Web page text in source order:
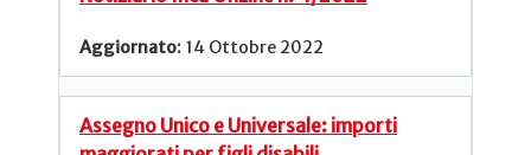
14 Ottobre 2022
Assegno Unico e Universale: importi